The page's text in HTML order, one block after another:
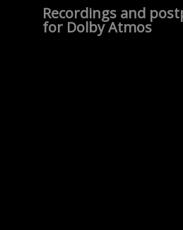
Recordings and
for Dolby Atmos